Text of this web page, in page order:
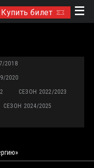
Купить билет
2018
2020
СЕЗОН 2022/2023
СЕЗОН 2024/2025